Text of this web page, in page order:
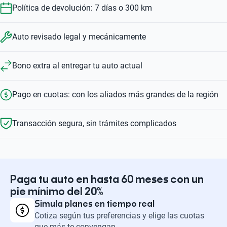
Política de devolución: 7 días o 300 km
Auto revisado legal y mecánicamente
Bono extra al entregar tu auto actual
Pago en cuotas: con los aliados más grandes de la región
Transacción segura, sin trámites complicados
Paga tu auto en hasta 60 meses con un
pie mínimo del 20%
Simula planes en tiempo real
Cotiza según tus preferencias y elige las cuotas